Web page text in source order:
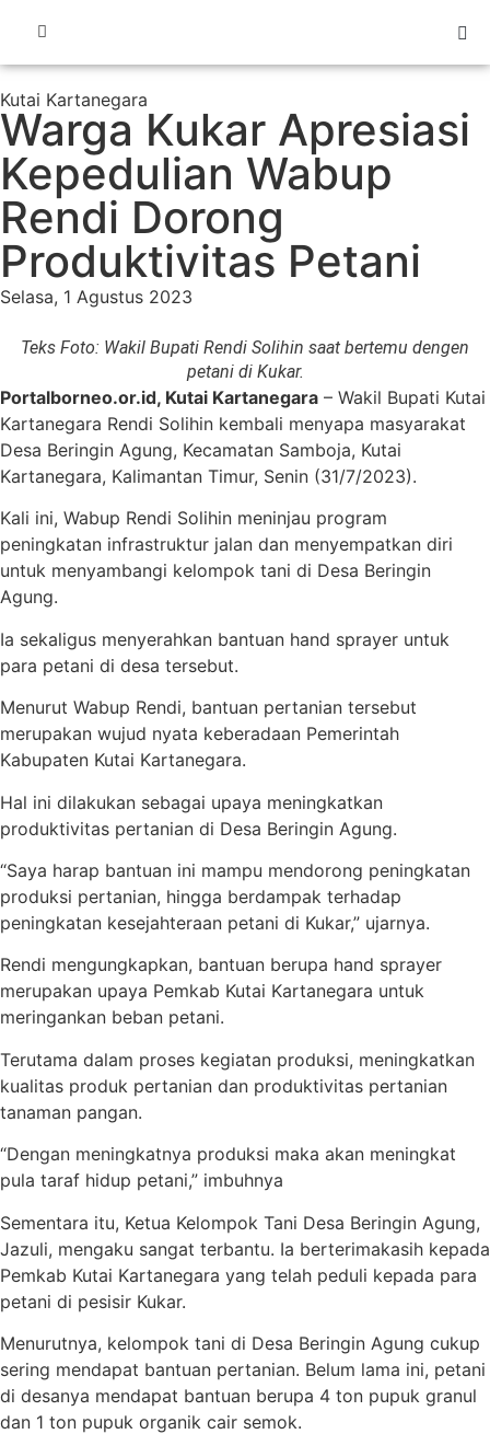
Kutai Kartanegara
Warga Kukar Apresiasi
Kepedulian Wabup
Rendi Dorong
Produktivitas Petani
Selasa, 1 Agustus 2023
Teks Foto: Wakil Bupati Rendi Solihin saat bertemu dengen
petani di Kukar.
Portalborneo.or.id, Kutai Kartanegara – Wakil Bupati Kutai
Kartanegara Rendi Solihin kembali menyapa masyarakat
Desa Beringin Agung, Kecamatan Samboja, Kutai
Kartanegara, Kalimantan Timur, Senin (31/7/2023).
Kali ini, Wabup Rendi Solihin meninjau program
peningkatan infrastruktur jalan dan menyempatkan diri
untuk menyambangi kelompok tani di Desa Beringin
Agung.
Ia sekaligus menyerahkan bantuan hand sprayer untuk
para petani di desa tersebut.
Menurut Wabup Rendi, bantuan pertanian tersebut
merupakan wujud nyata keberadaan Pemerintah
Kabupaten Kutai Kartanegara.
Hal ini dilakukan sebagai upaya meningkatkan
produktivitas pertanian di Desa Beringin Agung.
“Saya harap bantuan ini mampu mendorong peningkatan
produksi pertanian, hingga berdampak terhadap
peningkatan kesejahteraan petani di Kukar,” ujarnya.
Rendi mengungkapkan, bantuan berupa hand sprayer
merupakan upaya Pemkab Kutai Kartanegara untuk
meringankan beban petani.
Terutama dalam proses kegiatan produksi, meningkatkan
kualitas produk pertanian dan produktivitas pertanian
tanaman pangan.
“Dengan meningkatnya produksi maka akan meningkat
pula taraf hidup petani,” imbuhnya
Sementara itu, Ketua Kelompok Tani Desa Beringin Agung,
Jazuli, mengaku sangat terbantu. Ia berterimakasih kepada
Pemkab Kutai Kartanegara yang telah peduli kepada para
petani di pesisir Kukar.
Menurutnya, kelompok tani di Desa Beringin Agung cukup
sering mendapat bantuan pertanian. Belum lama ini, petani
di desanya mendapat bantuan berupa 4 ton pupuk granul
dan 1 ton pupuk organik cair semok.